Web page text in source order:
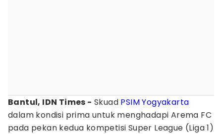
Bantul, IDN Times - Skuad PSIM Yogyakarta
dalam kondisi prima untuk menghadapi Arema FC
pada pekan kedua kompetisi Super League (Liga 1)